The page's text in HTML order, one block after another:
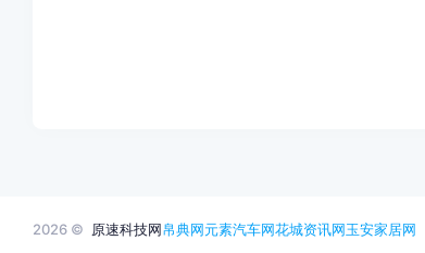
2026 © 原速科技网帛典网元素汽车网花城资讯网玉安家居网